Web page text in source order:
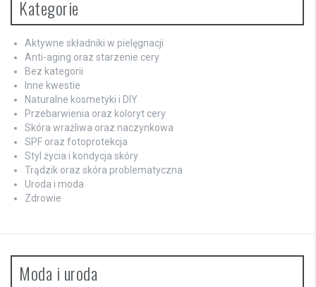
Kategorie
Aktywne składniki w pielęgnacji
Anti-aging oraz starzenie cery
Bez kategorii
Inne kwestie
Naturalne kosmetyki i DIY
Przebarwienia oraz koloryt cery
Skóra wrażliwa oraz naczynkowa
SPF oraz fotoprotekcja
Styl życia i kondycja skóry
Trądzik oraz skóra problematyczna
Uroda i moda
Zdrowie
Moda i uroda